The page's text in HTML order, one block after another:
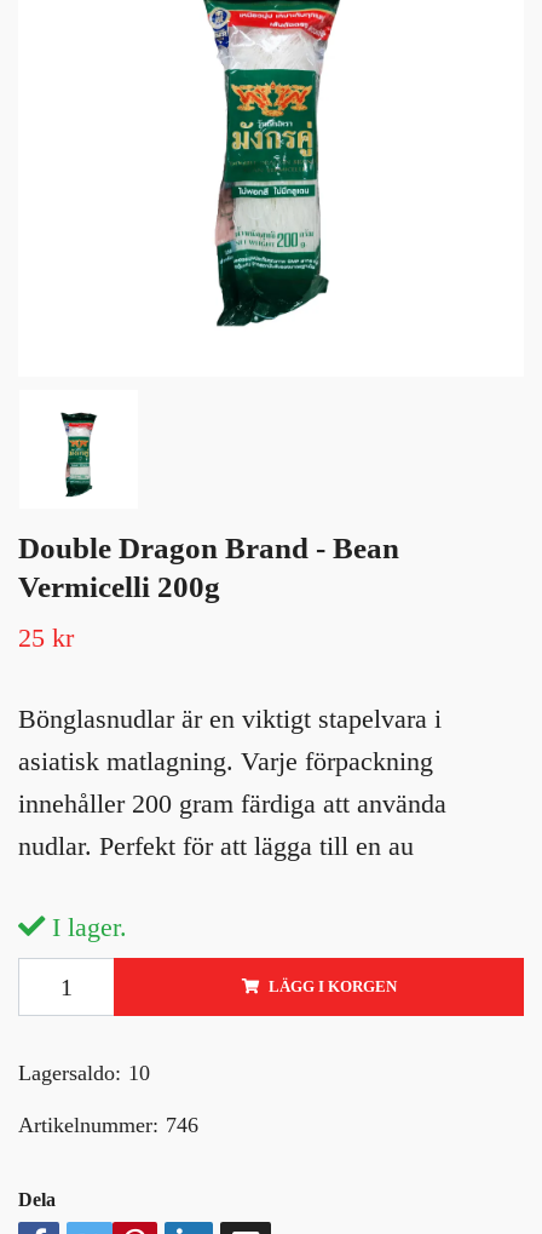
Double Dragon Brand - Bean
Vermicelli 200g
25 kr
Bönglasnudlar är en viktigt stapelvara i
asiatisk matlagning. Varje förpackning
innehåller 200 gram färdiga att använda
nudlar. Perfekt för att lägga till en au
I lager.
LÄGG I KORGEN
Lagersaldo: 10
Artikelnummer: 746
Dela